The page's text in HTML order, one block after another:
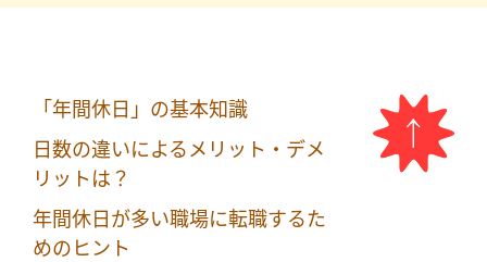
「年間休日」の基本知識
日数の違いによるメリット・デメ
リットは？
年間休日が多い職場に転職するた
めのヒント